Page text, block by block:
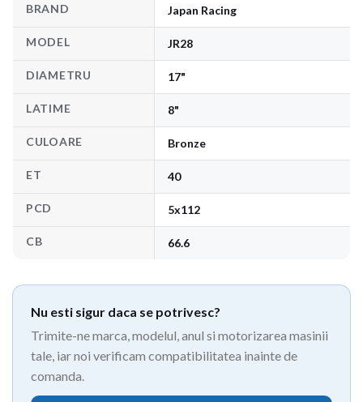
BRAND Japan Racing
MODEL JR28
DIAMETRU 17"
LATIME 8"
CULOARE Bronze
ET 40
PCD 5x112
CB 66.6
Nu esti sigur daca se potrivesc?
Trimite-ne marca, modelul, anul si motorizarea masinii
tale, iar noi verificam compatibilitatea inainte de
comanda.